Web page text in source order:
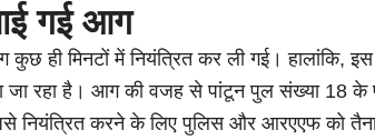
गई आग
ही मिनटों में नियंत्रित कर ली गई। हालांकि,
रहा है। आग की वजह से पांटून पुल संख्या 18 के
नियंत्रित करने के लिए पुलिस और आरएएफ को